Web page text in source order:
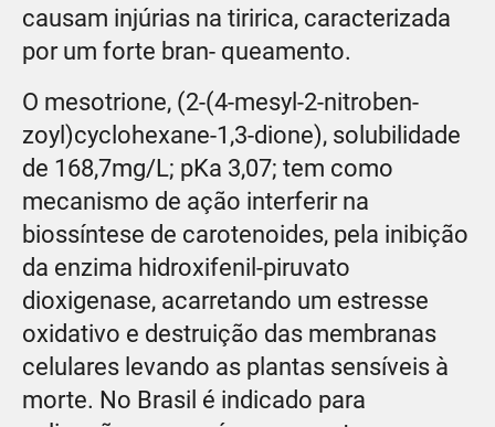
causam injúrias na tiririca, caracterizada
por um forte bran- queamento.
O mesotrione, (2-(4-mesyl-2-nitroben-
zoyl)cyclohexane-1,3-dione), solubilidade
de 168,7mg/L; pKa 3,07; tem como
mecanismo de ação interferir na
biossíntese de carotenoides, pela inibição
da enzima hidroxifenil-piruvato
dioxigenase, acarretando um estresse
oxidativo e destruição das membranas
celulares levando as plantas sensíveis à
morte. No Brasil é indicado para